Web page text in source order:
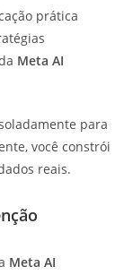
prática
Meta AI
para
você constrói
reais.
Meta AI